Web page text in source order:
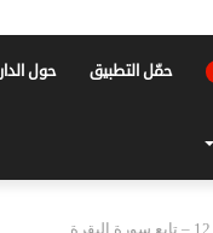
حمّل التطبيق حول الدار